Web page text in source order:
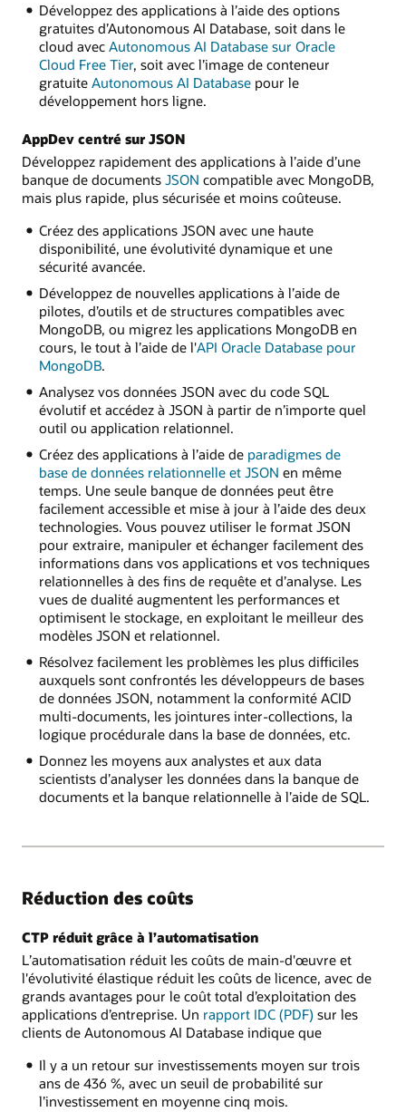
Développez des applications à l’aide des options
gratuites d’Autonomous AI Database, soit dans le
cloud avec Autonomous AI Database sur Oracle
Cloud Free Tier, soit avec l’image de conteneur
gratuite Autonomous AI Databasepour le
développement hors ligne.
AppDev centré sur JSON
Développez rapidement des applications à l’aide d’une
banque de documents JSON compatible avec MongoDB,
mais plus rapide, plus sécurisée et moins coûteuse.
Créez des applications JSON avec une haute
disponibilité, une évolutivité dynamique et une
sécurité avancée.
Développez de nouvelles applications à l’aide de
pilotes, d’outils et de structures compatibles avec
MongoDB, ou migrez les applications MongoDB en
cours, le tout à l’aide de l'API Oracle Database pour
MongoDB.
Analysez vos données JSON avec du code SQL
évolutif et accédez à JSON à partir de n’importe quel
outil ou application relationnel.
Créez des applications à l’aide de paradigmes de
base de données relationnelle et JSON en même
temps. Une seule banque de données peut être
facilement accessible et mise à jour à l’aide des deux
technologies. Vous pouvez utiliser le format JSON
pour extraire, manipuler et échanger facilement des
informations dans vos applications et vos techniques
relationnelles à des fins de requête et d’analyse. Les
vues de dualité augmentent les performances et
optimisent le stockage, en exploitant le meilleur des
modèles JSON et relationnel.
Résolvez facilement les problèmes les plus difficiles
auxquels sont confrontés les développeurs de bases
de données JSON, notamment la conformité ACID
multi-documents, les jointures inter-collections, la
logique procédurale dans la base de données, etc.
Donnez les moyens aux analystes et aux data
scientists d’analyser les données dans la banque de
documents et la banque relationnelle à l’aide de SQL.
Réduction des coûts
CTP réduit grâce à l’automatisation
L’automatisation réduit les coûts de main-d'œuvre et
l'évolutivité élastique réduit les coûts de licence, avec de
grands avantages pour le coût total d’exploitation des
applications d’entreprise. Un rapport IDC (PDF) sur les
clients de Autonomous AI Database indique que
Il y a un retour sur investissements moyen sur trois
ans de 436 %, avec un seuil de probabilité sur
l’investissement en moyenne cinq mois.